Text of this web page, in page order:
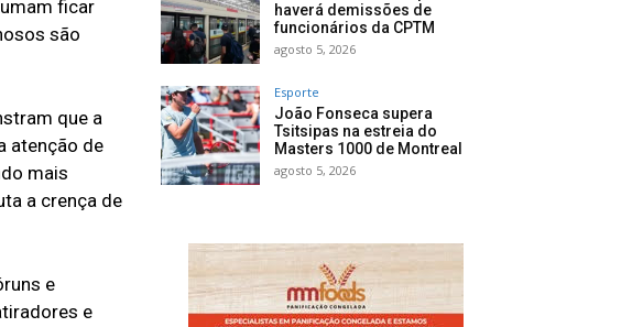
ficar
são
que a
atenção de
mais
a crença de
e
e
haverá demissões de
funcionários da CPTM
agosto 5, 2026
Esporte
João Fonseca supera
Tsitsipas na estreia do
Masters 1000 de Montreal
agosto 5, 2026